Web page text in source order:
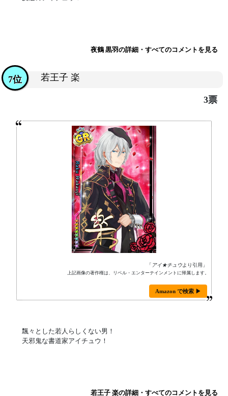
夜鶴 黒羽の詳細・すべてのコメントを見る
若王子 楽
7位
3票
「 アイ★チュウより引用」
上記画像の著作権は、リベル・エンターテインメントに帰属します。
Amazon で検索 ▶
飄々とした若人らしくない男！
天邪鬼な書道家アイチュウ！
若王子 楽の詳細・すべてのコメントを見る